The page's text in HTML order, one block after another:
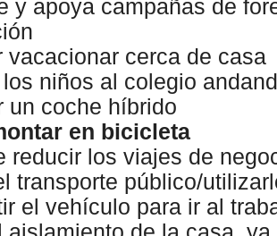
y apoya campañas de
vacacionar cerca de casa
los niños al colegio
un coche híbrido
en bicicleta
reducir los viajes de
transporte público/
el vehículo para ir al